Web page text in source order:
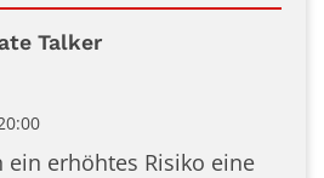
2026
Talker
ein erhöhtes Risiko eine